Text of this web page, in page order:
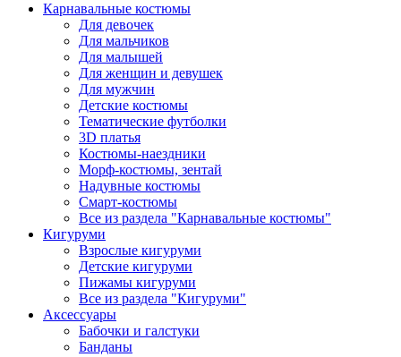
Карнавальные костюмы
Для девочек
Для мальчиков
Для малышей
Для женщин и девушек
Для мужчин
Детские костюмы
Тематические футболки
3D платья
Костюмы-наездники
Морф-костюмы, зентай
Надувные костюмы
Смарт-костюмы
Все из раздела "Карнавальные костюмы"
Кигуруми
Взрослые кигуруми
Детские кигуруми
Пижамы кигуруми
Все из раздела "Кигуруми"
Аксессуары
Бабочки и галстуки
Банданы